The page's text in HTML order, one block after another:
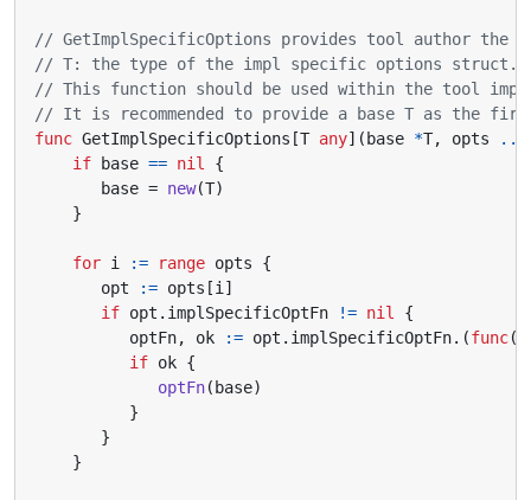
// GetImplSpecificOptions provides tool author
// T: the type of the impl specific options struct.
// This function should be used within the tool
// It is recommended to provide a base T as the
func GetImplSpecificOptions [T any]( base *T, opts ...
if
base == nil
{
base = new(T)
}
for i := range opts
{
opt
:= opts [i ]
if opt . implSpecificOptFn != nil
{
optFn, ok := opt . implSpecificOptFn.(func(
if ok {
optFn( base)
}
}
}